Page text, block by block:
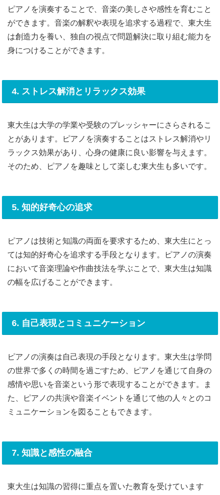
ピアノを演奏することで、音楽の美しさや感性を育むこと
ができます。音楽の解釈や表現を追求する過程で、東大生
は創造力を養い、独自の視点で問題解決に取り組む能力を
身につけることができます。
4. ストレス解消とリラックス効果
東大生は大学の学業や受験のプレッシャーにさらされるこ
とがあります。ピアノを演奏することはストレス解消やリ
ラックス効果があり、心身の健康に良い影響を与えます。
そのため、ピアノを趣味として楽しむ東大生も多いです。
5. 知的好奇心の追求
ピアノは技術と知識の両面を要求するため、東大生にとっ
ては知的好奇心を追求する手段となります。ピアノの演奏
において音楽理論や作曲技法を学ぶことで、東大生は知識
の幅を広げることができます。
6. 自己表現とコミュニケーション
ピアノの演奏は自己表現の手段となります。東大生は学問
の世界で多くの時間を過ごすため、ピアノを通じて自身の
感情や思いを音楽という形で表現することができます。ま
た、ピアノの共演や音楽イベントを通じて他の人々とのコ
ミュニケーションを図ることもできます。
7. 知識と感性の融合
東大生は知識の習得に重点を置いた教育を受けています